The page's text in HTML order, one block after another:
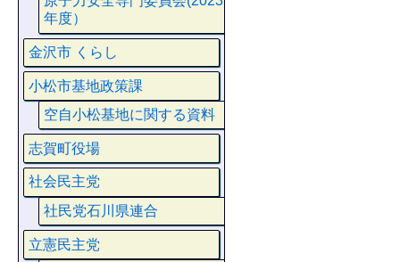
年度）
金沢市 くらし
小松市基地政策課
空自小松基地に関する資料
志賀町役場
社会民主党
社民党石川県連合
立憲民主党